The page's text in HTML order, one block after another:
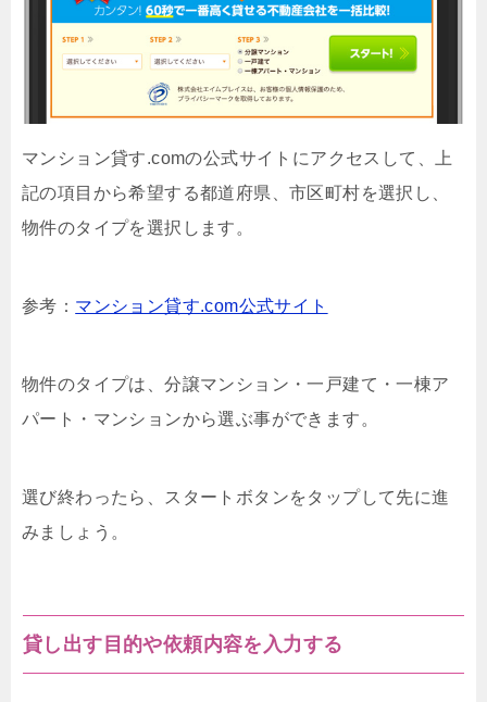
マンション貸す.comの公式サイトにアクセスして、上
記の項目から希望する都道府県、市区町村を選択し、
物件のタイプを選択します。
参考： マンション貸す.com公式サイト
物件のタイプは、分譲マンション・一戸建て・一棟ア
パート・マンションから選ぶ事ができます。
選び終わったら、スタートボタンをタップして先に進
みましょう。
貸し出す目的や依頼内容を入力する